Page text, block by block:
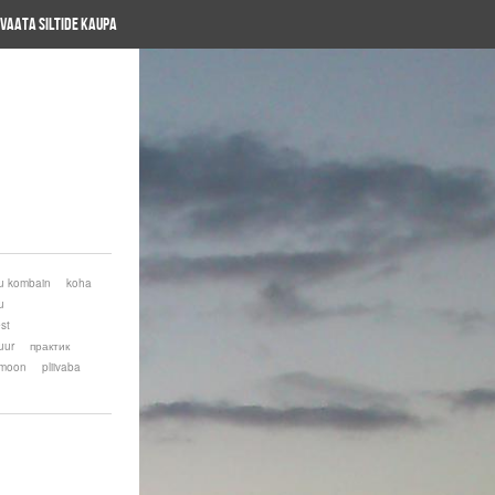
Vaata siltide kaupa
kombain
koha
практик
pliivaba